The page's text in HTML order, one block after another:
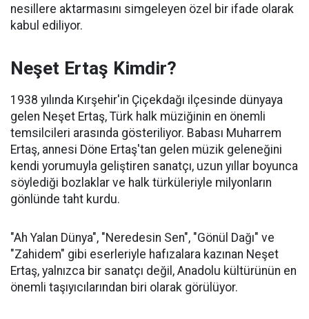
nesillere aktarmasını simgeleyen özel bir ifade olarak
kabul ediliyor.
Neşet Ertaş Kimdir?
1938 yılında Kırşehir'in Çiçekdağı ilçesinde dünyaya
gelen Neşet Ertaş, Türk halk müziğinin en önemli
temsilcileri arasında gösteriliyor. Babası Muharrem
Ertaş, annesi Döne Ertaş'tan gelen müzik geleneğini
kendi yorumuyla geliştiren sanatçı, uzun yıllar boyunca
söylediği bozlaklar ve halk türküleriyle milyonların
gönlünde taht kurdu.
"Ah Yalan Dünya", "Neredesin Sen", "Gönül Dağı" ve
"Zahidem" gibi eserleriyle hafızalara kazınan Neşet
Ertaş, yalnızca bir sanatçı değil, Anadolu kültürünün en
önemli taşıyıcılarından biri olarak görülüyor.